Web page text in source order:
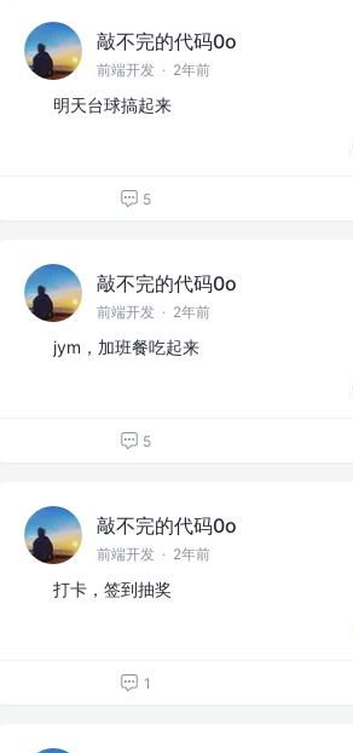
敲不完的代码0o
前端开发 · 2年前
明天台球搞起来
5
敲不完的代码0o
前端开发 · 2年前
jym，加班餐吃起来
5
敲不完的代码0o
前端开发 · 2年前
打卡，签到抽奖
1